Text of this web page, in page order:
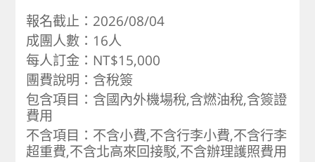
報名截止：2026/08/04
成團人數：16人
每人訂金：NT$15,000
團費說明：含稅簽
包含項目：含國內外機場稅,含燃油稅,含簽證
費用
不含項目：不含小費,不含行李小費,不含行李
超重費,不含北高來回接駁,不含辦理護照費用